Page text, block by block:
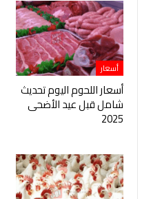
أسعار
أسعار اللحوم اليوم تحديث
شامل قبل عيد الأضحى
2025